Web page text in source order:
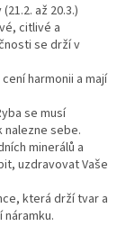
až 20.3.)
citlivé a
se drží v
harmonii a mají
se musí
sebe.
minerálů a
uzdravovat Vaše
která drží tvar a